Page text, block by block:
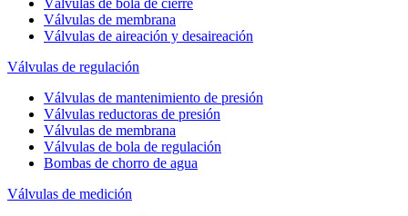
Válvulas de bola de cierre
Válvulas de membrana
Válvulas de aireación y desaireación
Válvulas de regulación
Válvulas de mantenimiento de presión
Válvulas reductoras de presión
Válvulas de membrana
Válvulas de bola de regulación
Bombas de chorro de agua
Válvulas de medición